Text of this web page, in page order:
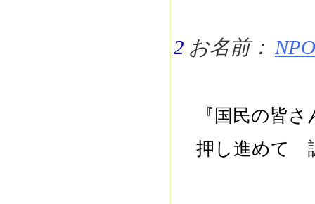
2 お名前：
『国民の皆
押し進めて